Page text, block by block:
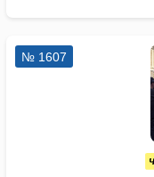
№ 1607